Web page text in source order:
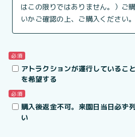
はこの限りではありません。）ご
いかご確認の上、ご購入ください。
必須
アトラクションが運行しているこ
を希望する
必須
購入後返金不可。来園日当日必ず
い